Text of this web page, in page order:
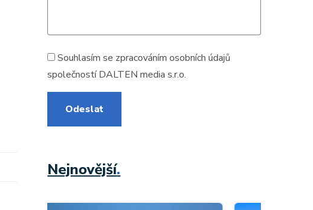
Souhlasím se zpracovánímosobních údajů
společností DALTEN media s.r.o.
Odeslat
Nejnovější.